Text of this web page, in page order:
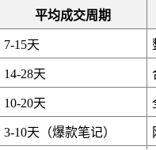
平均成交周期
7-15天
14-28天
10-20天
3-10天（爆款笔记）